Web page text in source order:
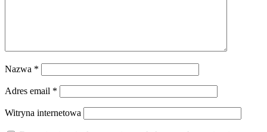
Nazwa *
Adres email *
Witryna internetowa